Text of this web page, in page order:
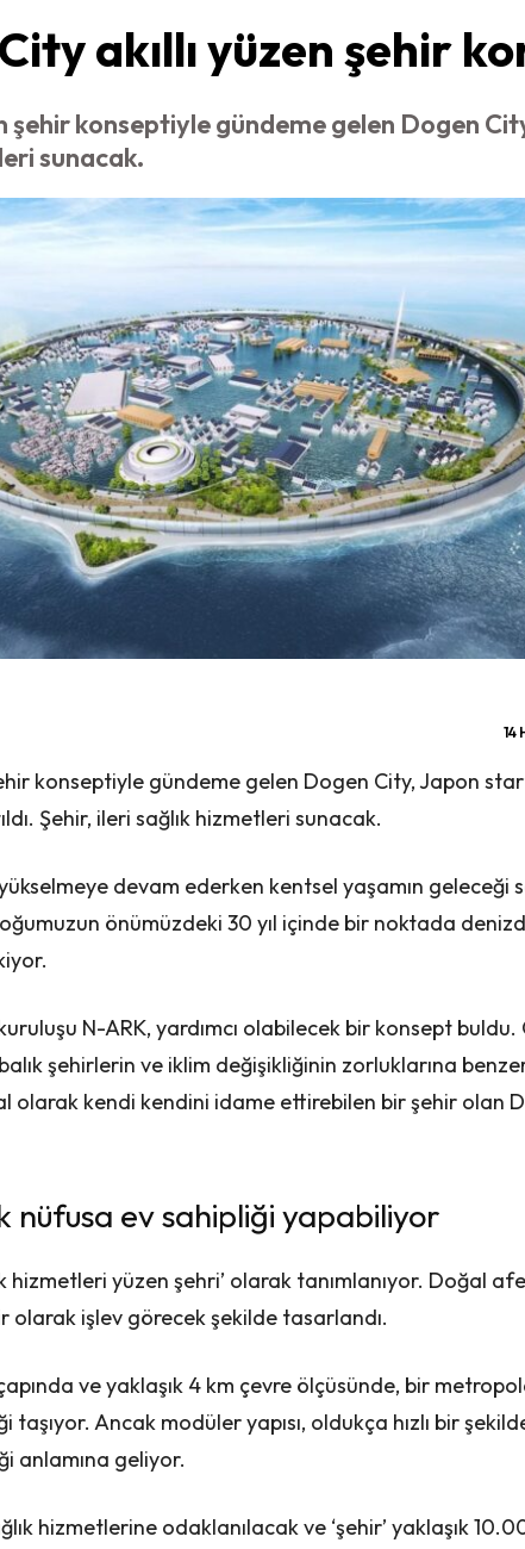
akıllı yüzen şehir
şehir konseptiyle gündeme gelen Dogen
sunacak.
14
konseptiyle gündeme gelen Dogen City, Japon
Şehir, ileri sağlık hizmetleri sunacak.
devam ederken kentsel yaşamın geleceği
önümüzdeki 30 yıl içinde bir noktada
N-ARK, yardımcı olabilecek bir konsept
şehirlerin ve iklim değişikliğinin zorluklarına
olarak kendi kendini idame ettirebilen bir şehir olan
nüfusa ev sahipliği yapabiliyor
hizmetleri yüzen şehri’ olarak tanımlanıyor. Doğal
olarak işlev görecek şekilde tasarlandı.
ve yaklaşık 4 km çevre ölçüsünde, bir
taşıyor. Ancak modüler yapısı, oldukça hızlı bir
anlamına geliyor.
hizmetlerine odaklanılacak ve ‘şehir’ yaklaşık